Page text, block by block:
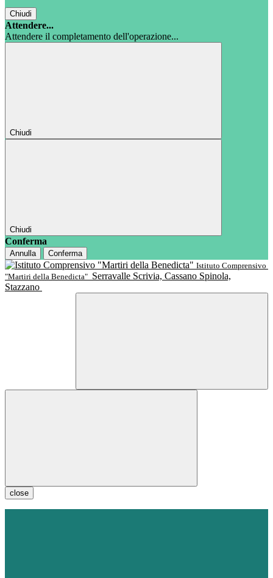
Chiudi
Attendere...
Attendere il completamento dell'operazione...
Chiudi
Chiudi
Conferma
Annulla
Conferma
Istituto Comprensivo
"Martiri della Benedicta" Serravalle Scrivia, Cassano Spinola,
Stazzano
close